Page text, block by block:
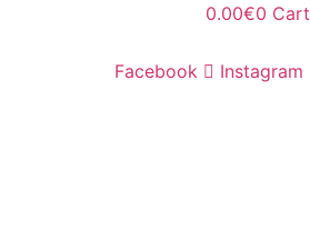
0.00€0 Cart
Facebook Instagram